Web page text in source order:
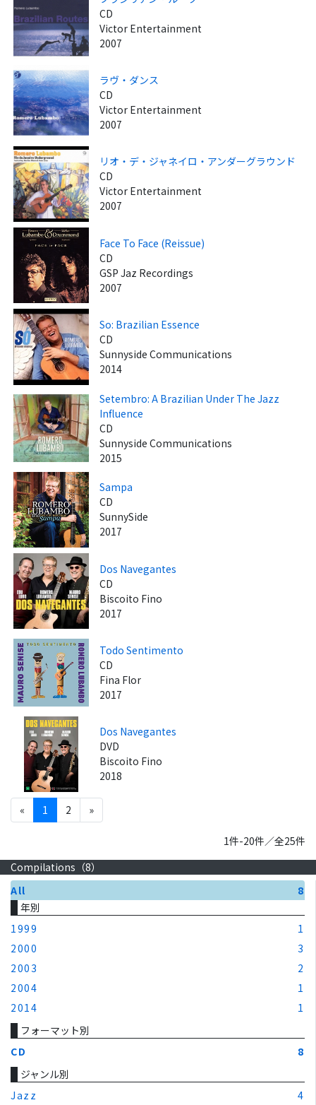
CD
Victor Entertainment
2007
ラヴ・ダンス
CD
Victor Entertainment
2007
リオ・デ・ジャネイロ・アンダーグラウンド
CD
Victor Entertainment
2007
Face To Face (Reissue)
CD
GSP Jaz Recordings
2007
So: Brazilian Essence
CD
Sunnyside Communications
2014
Setembro: A Brazilian Under The Jazz
Influence
CD
Sunnyside Communications
2015
Sampa
CD
SunnySide
2017
Dos Navegantes
CD
Biscoito Fino
2017
Todo Sentimento
CD
Fina Flor
2017
Dos Navegantes
DVD
Biscoito Fino
2018
« 1 2 »
1件-20件／全25件
Compilations（8）
All
8
年別
1999
1
2000
3
2003
2
2004
1
2014
1
フォーマット別
CD
8
ジャンル別
Jazz
4